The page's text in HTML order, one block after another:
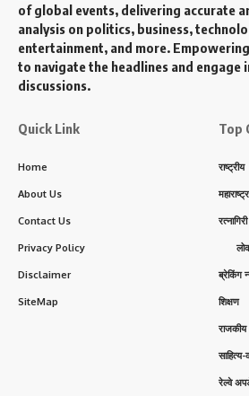
of global events, delivering accurate
analysis on politics, business,
entertainment, and more.
to navigate the headlines and engage
discussions.
Quick Link
Home
About Us
Contact Us
Privacy Policy
Disclaimer
SiteMap
Top
राष्ट्रीय
महाराष्ट्र
ब्रेकिंग
शिक्षण
राजकीय
रेल्वे